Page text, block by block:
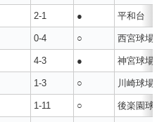
2-1 ● 平和台
0-4 ○ 西宮球場
4-3 ● 神宮球場
1-3 ○ 川崎球場
1-11 ○ 後楽園球場